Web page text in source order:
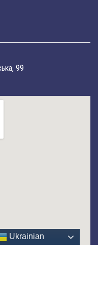
99
Ukrainian